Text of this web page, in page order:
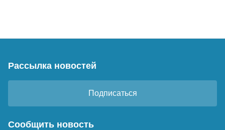
Рассылка новостей
Подписаться
Сообщить новость